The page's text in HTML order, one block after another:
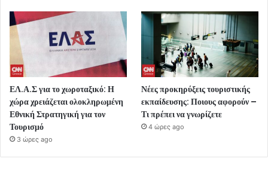
ΕΛ.Α.Σ για το χωροταξικό: Η
χώρα χρειάζεται ολοκληρωμένη
Εθνική Στρατηγική για τον
Τουρισμό
3 ώρες ago
Νέες προκηρύξεις τουριστικής
εκπαίδευσης: Ποιους αφορούν –
Τι πρέπει να γνωρίζετε
4 ώρες ago